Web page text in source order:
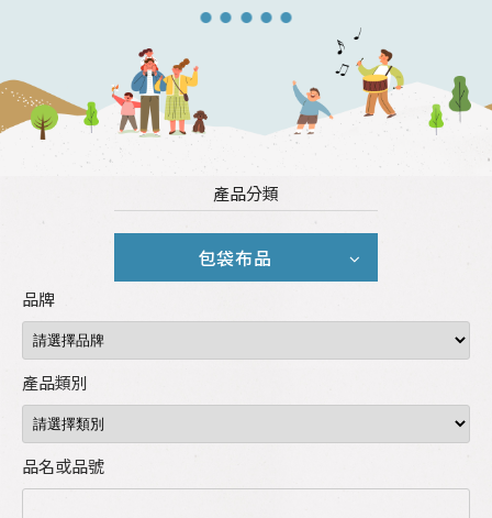
產品分類
包袋布品
品牌
產品類別
品名或品號